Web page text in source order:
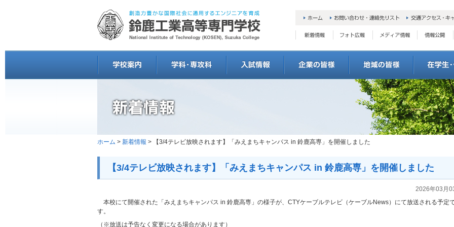
ホーム > 新着情報 > 【3/4テレビ放映されます】「みえまちキャンパス in 鈴鹿高専」を開催しました
【3/4テレビ放映されます】「みえまちキャンパス in 鈴鹿高専」を開催しました
2026年03月
本校にて開催された「みえまちキャンパス in 鈴鹿高専」の様子が、CTYケーブルテレビ（ケーブルNews）にて放送される予定
す。
（※放送は予告なく変更になる場合があります）